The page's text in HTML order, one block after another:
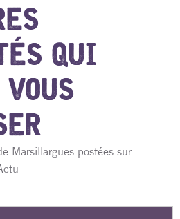
QUI
Marsillargues postées sur